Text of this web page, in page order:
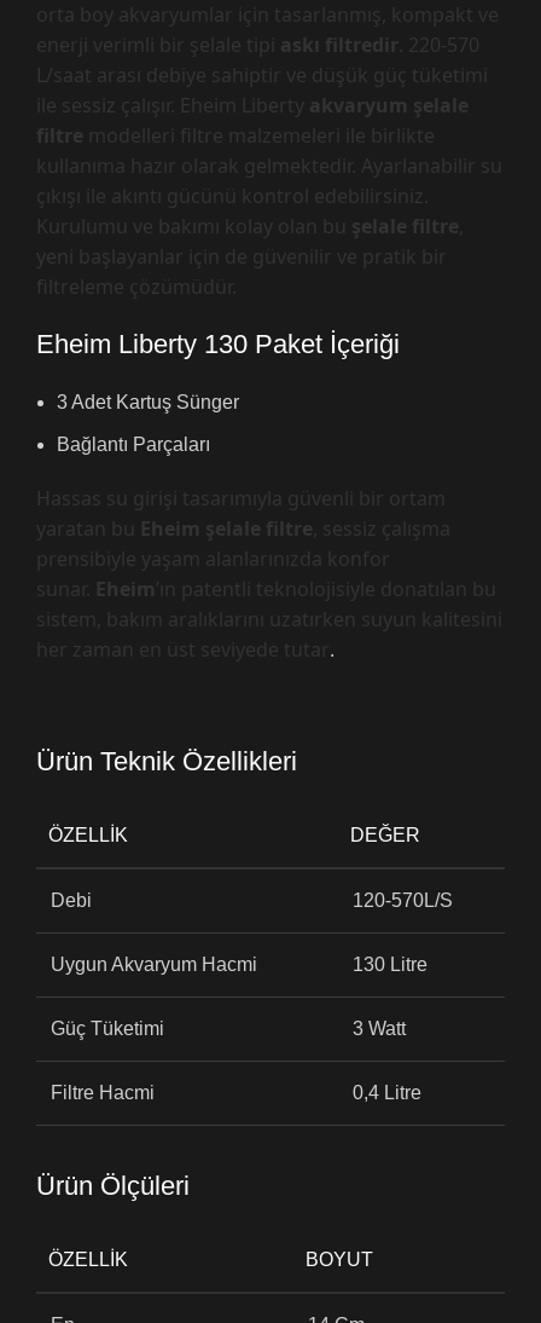
orta boy akvaryumlar için tasarlanmış, kompakt ve
enerji verimli bir şelale tipi askı filtredir . 220-570
L/saat arası debiye sahiptir ve düşük güç tüketimi
ile sessiz çalışır. Eheim Liberty akvaryum şelale
filtre modelleri filtre malzemeleri ile birlikte
kullanıma hazır olarak gelmektedir. Ayarlanabilir su
çıkışı ile akıntı gücünü kontrol edebilirsiniz.
Kurulumu ve bakımı kolay olan bu şelale filtre
yeni başlayanlar için de güvenilir ve pratik bir
filtreleme çözümüdür.
Eheim Liberty 130 Paket İçeriği
3 Adet Kartuş Sünger
Bağlantı Parçaları
Hassas su girişi tasarımıyla güvenli bir ortam
yaratan bu Eheim şelale filtre , sessiz çalışma
prensibiyle yaşam alanlarınızda konfor
sunar. Eheim’ın patentli teknolojisiyle donatılan bu
sistem, bakım aralıklarını uzatırken suyun kalitesini
her zaman en üst seviyede tutar .
Ürün Teknik Özellikleri
ÖZELLIK DEĞER
Debi 120-570L/S
Uygun Akvaryum Hacmi 130 Litre
Güç Tüketimi 3 Watt
Filtre Hacmi 0,4 Litre
Ürün Ölçüleri
ÖZELLIK BOYUT